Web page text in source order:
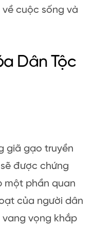
cuộc sống và
Dân Tộc
giã gạo truyền
được chứng
một phần quan
của người dân
vang vọng khắp